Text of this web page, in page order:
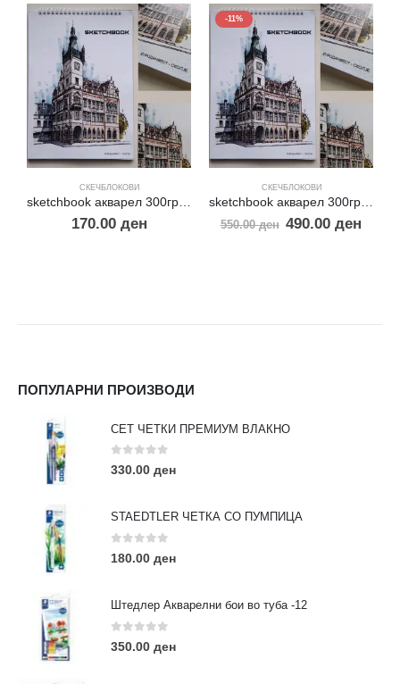
СКЕЧБЛОКОВИ
sketchbook акварел 300гр.30% памук А5
170.00 ден
-11%
СКЕЧБЛОКОВИ
sketchbook акварел 300гр.30% памук А3
550.00ден 490.00ден
ПОПУЛАРНИ ПРОИЗВОДИ
СЕТ ЧЕТКИ ПРЕМИУМ ВЛАКНО
0out of 5
330.00 ден
STAEDTLER ЧЕТКА СО ПУМПИЦА
0 out of 5
180.00 ден
Штедлер Акварелни бои во туба -12
0out of 5
350.00 ден